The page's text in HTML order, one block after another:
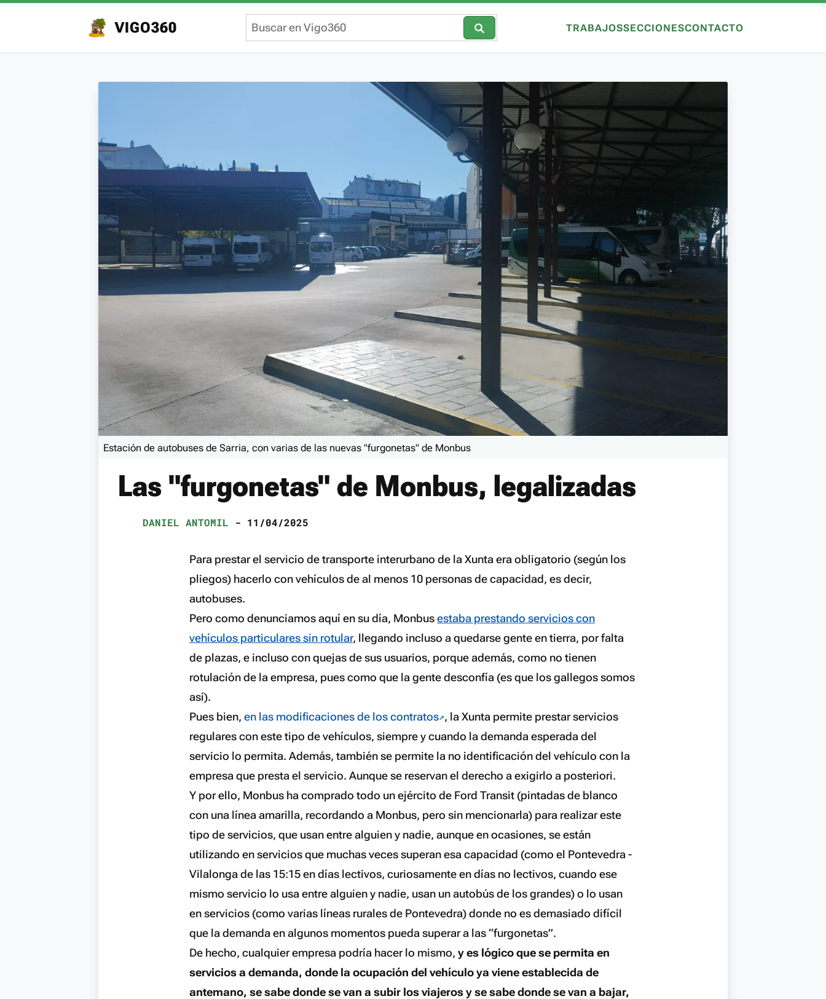
VIGO360 TRABAJOSSECCIONESCONTACTO
Estación de autobuses de Sarria, con varias de las nuevas "furgonetas" de Monbus
Las "furgonetas" de Monbus, legalizadas
DANIEL ANTOMIL - 11/04/2025
Para prestar el servicio de transporte interurbano de la Xunta era obligatorio (según los
pliegos) hacerlo con vehículos de al menos 10 personas de capacidad, es decir,
autobuses.
Pero como denunciamos aquí en su día, Monbusestaba prestando servicios con
vehículos particulares sin rotular, llegando incluso a quedarse gente en tierra, por falta
de plazas, e incluso con quejas de sus usuarios, porque además, como no tienen
rotulación de la empresa, pues como que la gente desconfía (es que los gallegos somos
así).
Pues bien, en las modificaciones de los contratos , la Xunta permite prestar servicios
regulares con este tipo de vehículos, siempre y cuando la demanda esperada del
servicio lo permita. Además, también se permite la no identificación del vehículo con la
empresa que presta el servicio. Aunque se reservan el derecho a exigirlo a posteriori.
Y por ello, Monbus ha comprado todo un ejército de Ford Transit (pintadas de blanco
con una línea amarilla, recordando a Monbus, pero sin mencionarla) para realizar este
tipo de servicios, que usan entre alguien y nadie, aunque en ocasiones, se están
utilizando en servicios que muchas veces superan esa capacidad (como el Pontevedra -
Vilalonga de las 15:15 en días lectivos, curiosamente en días no lectivos, cuando ese
mismo servicio lo usa entre alguien y nadie, usan un autobús de los grandes) o lo usan
en servicios (como varias líneas rurales de Pontevedra) donde no es demasiado difícil
que la demanda en algunos momentos pueda superar a las “furgonetas”.
De hecho, cualquier empresa podría hacer lo mismo, y es lógico que se permita en
servicios a demanda, donde la ocupación del vehículo ya viene establecida de
antemano, se sabe donde se van a subir los viajeros y se sabe donde se van a bajar,